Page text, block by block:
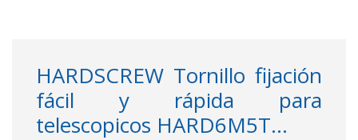
HARDSCREW Tornillo fijación
fácil y rápida para
telescopicos HARD6M5T...